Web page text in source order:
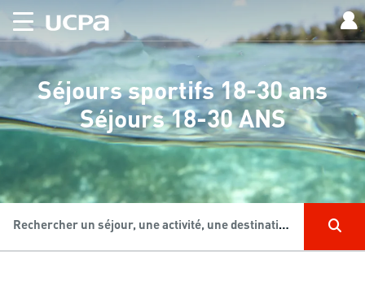
Séjours sportifs 18-30 ans
Séjours 18-30 ANS
Rechercher un séjour, une activité, une destination...